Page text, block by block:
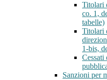
Titolari
co. 1,
tabelle)
Titolari
1-bis,
Cessati
Sanzioni per